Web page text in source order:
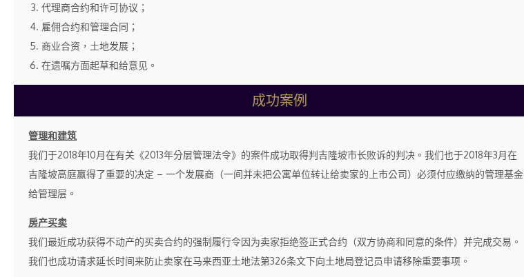
代理商合约和许可协议；
雇佣合约和管理合同；
商业合资，土地发展；
在遗嘱方面起草和给意见。
成功案例
管理和建筑
我们于2018年10月在有关《2013年分层管理法令》的案件成功取得判吉隆坡市长败诉的判决。我们也于2018年3月在
吉隆坡高庭赢得了重要的决定 – 一个发展商（一间并未把公寓单位转让给卖家的上市公司）必须付应缴纳的管理基金
给管理层。
房产买卖
我们最近成功获得不动产的买卖合约的强制履行令因为卖家拒绝签正式合约（双方协商和同意的条件）并完成交易。
我们也成功请求延长时间来防止卖家在马来西亚土地法第326条文下向土地局登记员申请移除重要事项。